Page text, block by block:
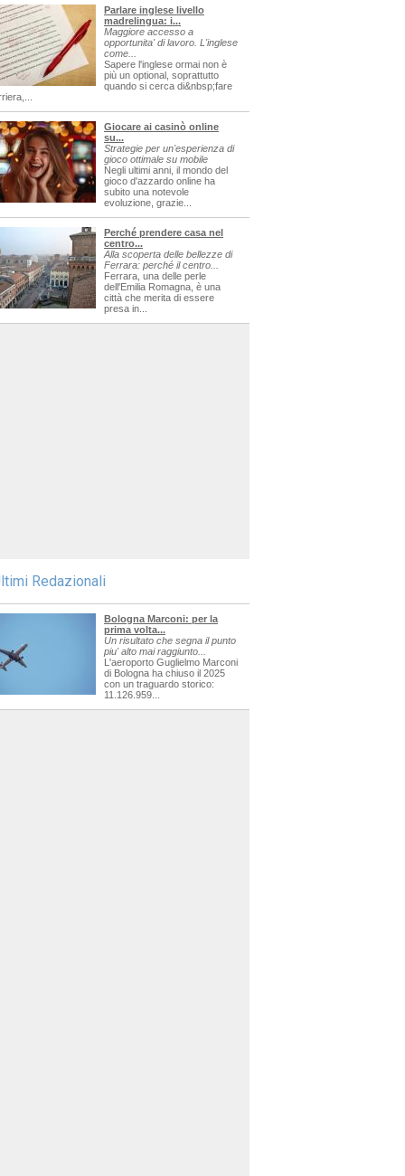
Parlare inglese livello
madrelingua: i...
Maggiore accesso a
opportunita' di lavoro. L'inglese
come...
Sapere l'inglese ormai non è
più un optional, soprattutto
quando si cerca di&nbsp;fare
Giocare ai casinò online
su...
Strategie per un'esperienza di
gioco ottimale su mobile
Negli ultimi anni, il mondo del
gioco d'azzardo online ha
subito una notevole
evoluzione, grazie...
Perché prendere casa nel
centro...
Alla scoperta delle bellezze di
Ferrara: perché il centro...
Ferrara, una delle perle
dell'Emilia Romagna, è una
città che merita di essere
presa in...
Redazionali
Bologna Marconi: per la
prima volta...
Un risultato che segna il punto
piu' alto mai raggiunto...
L'aeroporto Guglielmo Marconi
di Bologna ha chiuso il 2025
con un traguardo storico:
11.126.959...